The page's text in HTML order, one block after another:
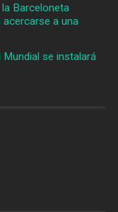
Barceloneta
acercarse a una
Mundial se instalará